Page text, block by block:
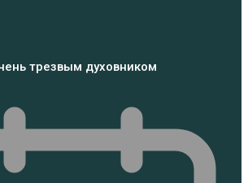
трезвым духовником